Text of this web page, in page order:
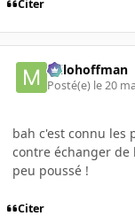
Citer
milohoffman
Posté(e) le 20
bah c'est connu les
contre échanger de
peu poussé !
Citer